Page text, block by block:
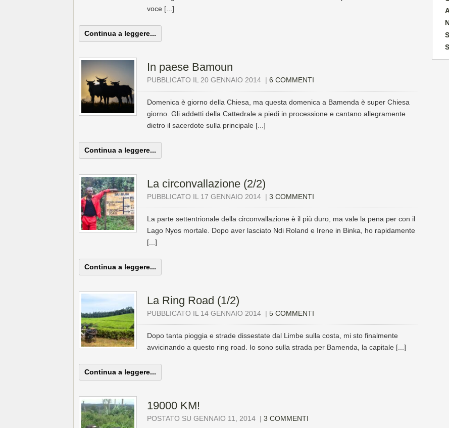
voce [...]
Continua a leggere...
In paese Bamoun
PUBBLICATO IL 20 GENNAIO 2014 | 6 COMMENTI
Domenica è giorno della Chiesa, ma questa domenica a Bamenda è super Chiesa
giorno. Gli addetti della Cattedrale a piedi in processione e cantano allegramente
dietro il sacerdote sulla principale [...]
Continua a leggere...
La circonvallazione (2/2)
PUBBLICATO IL 17 GENNAIO 2014 | 3 COMMENTI
La parte settentrionale della circonvallazione è il più duro, ma vale la pena per con il
Lago Nyos mortale. Dopo aver lasciato Ndi Roland e Irene in Binka, ho rapidamente
[...]
Continua a leggere...
La Ring Road (1/2)
PUBBLICATO IL 14 GENNAIO 2014 | 5 COMMENTI
Dopo tanta pioggia e strade dissestate dal Limbe sulla costa, mi sto finalmente
avvicinando a questo ring road. Io sono sulla strada per Bamenda, la capitale [...]
Continua a leggere...
19000 KM!
POSTATO SU GENNAIO 11, 2014 | 3 COMMENTI